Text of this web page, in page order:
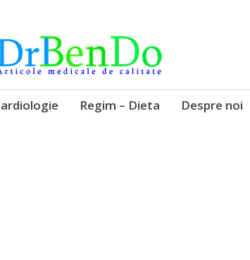
sa iti fie medicatia
Regim – Dieta Despre noi